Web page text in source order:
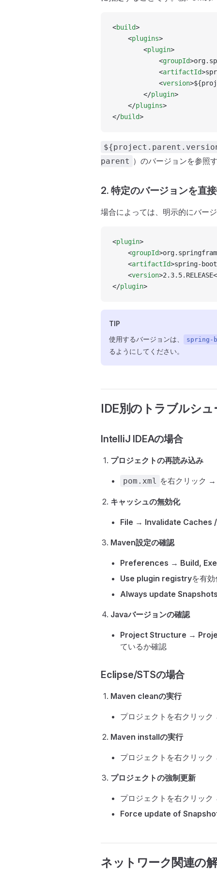
<build>
    <
plugins>
        <
plugin>
            <
groupId
            <
artifactId
            <
version
        </
plugin>
    </
plugins>
</build>
parent ）のバージョンを参照
2. 特定のバージョンを直
場合によっては、明示的にバー
<plugin>
    <
groupId
    <
artifactId>spring-
    <
version
</plugin>
TIP
使用するバージョンは、
spring-
るようにしてください。
IDE別のトラブルシ
IntelliJ IDEAの場合
プロジェクトの再読み込み
pom.xml を右クリック
キャッシュの無効化
File → Invalidate Caches
Maven設定の確認
Preferences → Build,
Use plugin registryを有効
Always update
Javaバージョンの確認
Project Structure →
ているか確認
Eclipse/STSの場合
Maven cleanの実行
プロジェクトを右クリッ
Maven installの実行
プロジェクトを右クリッ
プロジェクトの強制更新
プロジェクトを右クリッ
Force update of
ネットワーク関連の